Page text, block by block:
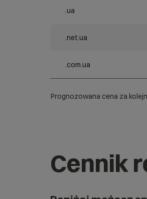
.ua
.net.ua
.com.ua
Prognozowana cena za
Cennik